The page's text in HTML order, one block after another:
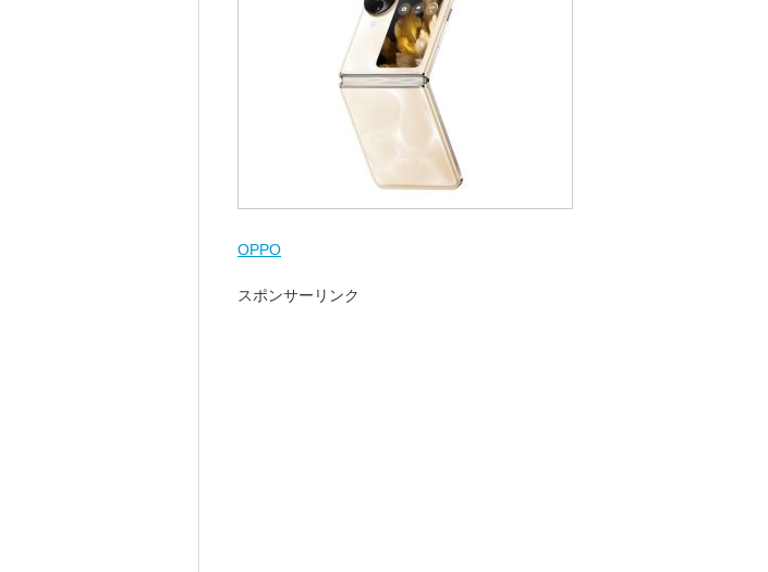
OPPO
スポンサーリンク